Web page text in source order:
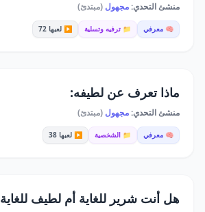
منشئ التحدي:مجهول (مبتدئ)
🧠 معرفي 📁 ترفيه وتسلية ▶️ لعبها 72
ماذا تعرف عن لطيفه:
منشئ التحدي:مجهول (مبتدئ)
🧠 معرفي 📁 الشخصية ▶️ لعبها 38
هل أنت شرير للغاية أم لطيف للغاية